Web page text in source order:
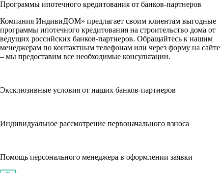
Программы ипотечного кредитования от банков-партнеров
Компания ИндивиДОМ» предлагает своим клиентам выгодные
программы ипотечного кредитования на строительство дома от
ведущих российских банков-партнеров. Обращайтесь к нашим
менеджерам по контактным телефонам или через форму на сайте
– мы предоставим все необходимые консультации.
Эксклюзивные условия от наших банков-партнеров
Индивидуальное рассмотрение первоначального взноса
Помощь персонального менеджера в оформлении заявки